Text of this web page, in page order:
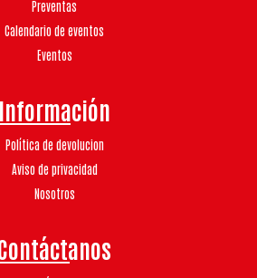
Preventas
Calendario de eventos
Eventos
Información
Política de devolucion
Aviso de privacidad
Nosotros